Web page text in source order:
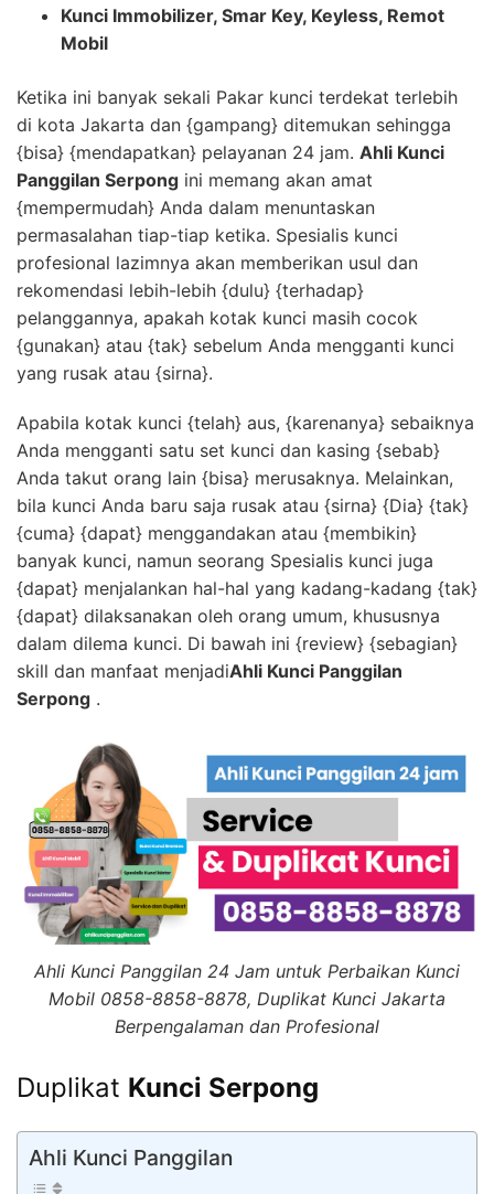
Kunci Immobilizer, Smar Key, Keyless, Remot
Mobil
Ketika ini banyak sekali Pakar kunci terdekat terlebih
di kota Jakarta dan {gampang} ditemukan sehingga
{bisa} {mendapatkan} pelayanan 24 jam. Ahli Kunci
Panggilan Serpong ini memang akan amat
{mempermudah} Anda dalam menuntaskan
permasalahan tiap-tiap ketika. Spesialis kunci
profesional lazimnya akan memberikan usul dan
rekomendasi lebih-lebih {dulu} {terhadap}
pelanggannya, apakah kotak kunci masih cocok
{gunakan} atau {tak} sebelum Anda mengganti kunci
yang rusak atau {sirna}.
Apabila kotak kunci {telah} aus, {karenanya} sebaiknya
Anda mengganti satu set kunci dan kasing {sebab}
Anda takut orang lain {bisa} merusaknya. Melainkan,
bila kunci Anda baru saja rusak atau {sirna} {Dia} {tak}
{cuma} {dapat} menggandakan atau {membikin}
banyak kunci, namun seorang Spesialis kunci juga
{dapat} menjalankan hal-hal yang kadang-kadang {tak}
{dapat} dilaksanakan oleh orang umum, khususnya
dalam dilema kunci. Di bawah ini {review} {sebagian}
skill dan manfaat menjadiAhli Kunci Panggilan
Serpong .
Ahli Kunci Panggilan 24 Jam untuk Perbaikan Kunci
Mobil 0858-8858-8878, Duplikat Kunci Jakarta
Berpengalaman dan Profesional
Duplikat Kunci Serpong
Ahli Kunci Panggilan